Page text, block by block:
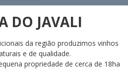
DO JAVALI
da região produzimos vinhos
e de qualidade.
propriedade de cerca de 18ha